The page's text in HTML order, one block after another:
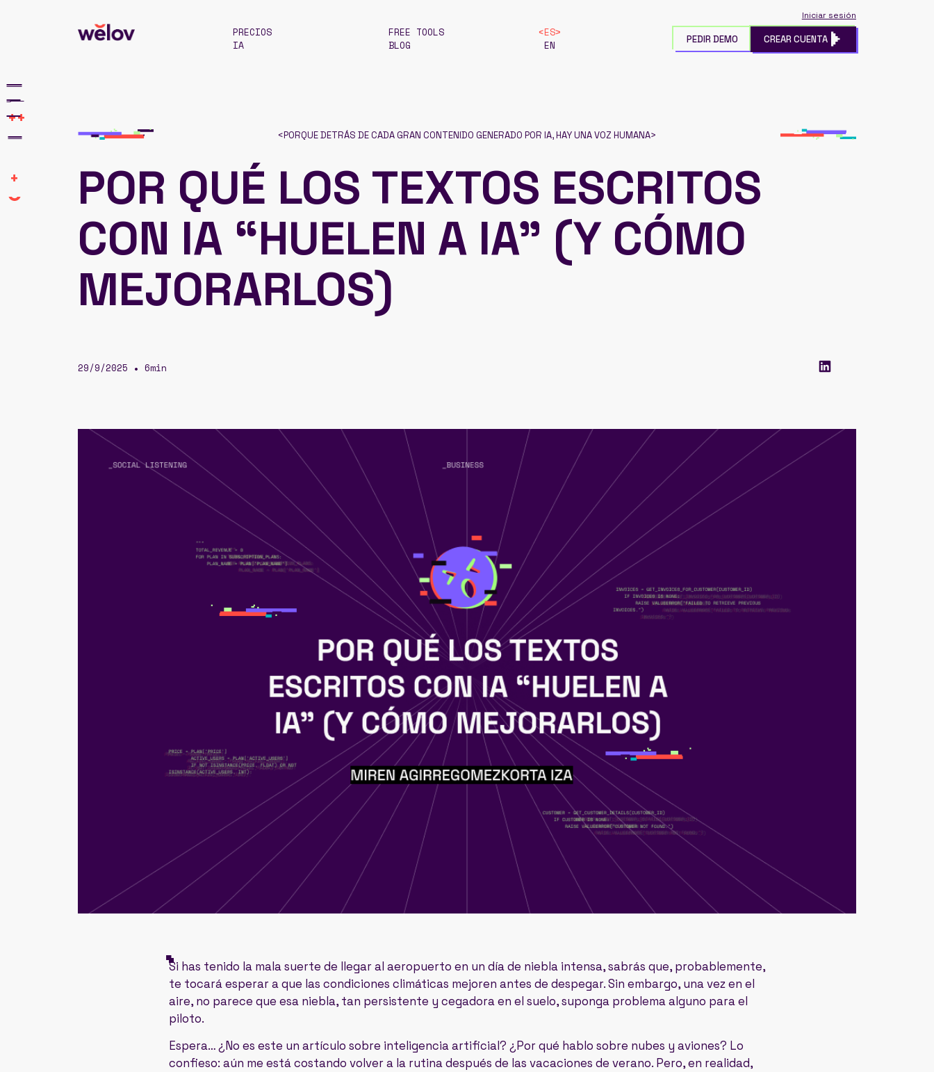
Iniciar sesión
PRECIOS
IA
FREE TOOLS
BLOG
ES
EN
PEDIR DEMO CREAR CUENTA
++
+
<PORQUE DETRÁS DE CADA GRAN CONTENIDO GENERADO POR IA, HAY UNA VOZ HUMANA>
POR QUÉ LOS TEXTOS ESCRITOS
CON IA “HUELEN A IA” (Y CÓMO
MEJORARLOS)
29/9/2025 • 6min
Si has tenido la mala suerte de llegar al aeropuerto en un día de niebla intensa, sabrás que, probablemente,
te tocará esperar a que las condiciones climáticas mejoren antes de despegar. Sin embargo, una vez en el
aire, no parece que esa niebla, tan persistente y cegadora en el suelo, suponga problema alguno para el
piloto.
Espera… ¿No es este un artículo sobre inteligencia artificial? ¿Por qué hablo sobre nubes y aviones? Lo
confieso: aún me está costando volver a la rutina después de las vacaciones de verano. Pero, en realidad,